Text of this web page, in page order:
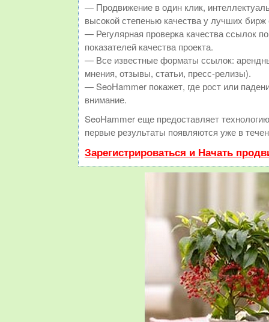
— Продвижение в один клик,
высокой степенью качества у лучших
— Регулярная проверка качества ссылок
показателей качества проекта.
— Все известные форматы ссылок:
мнения, отзывы, статьи, пресс-релизы).
— SeoHammer покажет, где рост или
внимание.
SeoHammer еще предоставляет
первые результаты появляются уже в
Зарегистрироваться и Начать